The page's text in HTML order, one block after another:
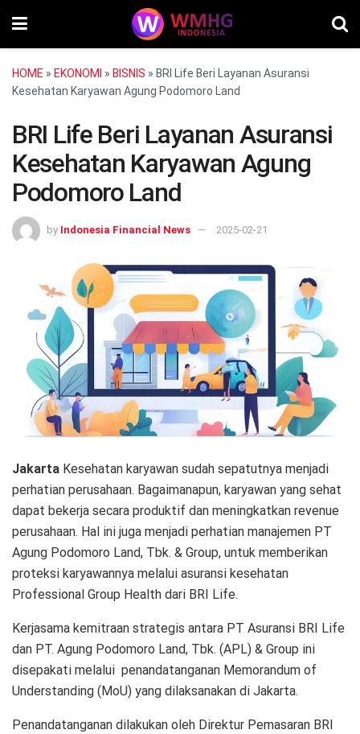
HOME » EKONOMI » BISNIS » BRI Life Beri Layanan Asuransi
Kesehatan Karyawan Agung Podomoro Land
BRI Life Beri Layanan Asuransi
Kesehatan Karyawan Agung
Podomoro Land
by Indonesia Financial News 2025-02-21
Jakarta Kesehatan karyawan sudah sepatutnya menjadi
perhatian perusahaan. Bagaimanapun, karyawan yang sehat
dapat bekerja secara produktif dan meningkatkan revenue
perusahaan. Hal ini juga menjadi perhatian manajemen PT
Agung Podomoro Land, Tbk. & Group, untuk memberikan
proteksi karyawannya melalui asuransi kesehatan
Professional Group Health dari BRI Life.
Kerjasama kemitraan strategis antara PT Asuransi BRI Life
dan PT. Agung Podomoro Land, Tbk. (APL) & Group ini
disepakati melalui penandatanganan Memorandum of
Understanding (MoU) yang dilaksanakan di Jakarta.
Penandatanganan dilakukan oleh Direktur Pemasaran BRI